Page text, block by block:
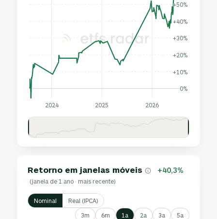
0%
+10%
+20%
+30%
+40%
+50%
2024 2025 2026
Retorno em janelas móveis +40,3%
(janela de 1 ano · mais recente)
Nominal Real (IPCA)
3m 6m 1a 2a 3a 5a